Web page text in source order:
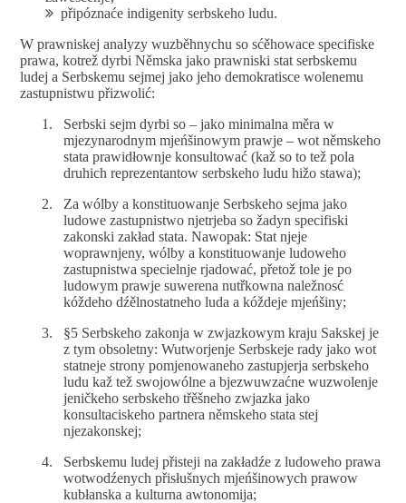
připóznaće indigenity serbskeho ludu.
W prawniskej analyzy wuzběhnychu so sćěhowace specifiske
prawa, kotrež dyrbi Němska jako prawniski stat serbskemu
ludej a Serbskemu sejmej jako jeho demokratisce wolenemu
zastupnistwu přizwolić:
Serbski sejm dyrbi so – jako minimalna měra w
mjezynarodnym mjeńšinowym prawje – wot němskeho
stata prawidłownje konsultować (kaž so to tež pola
druhich reprezentantow serbskeho ludu hižo stawa);
Za wólby a konstituowanje Serbskeho sejma jako
ludowe zastupnistwo njetrjeba so žadyn specifiski
zakonski zakład stata. Nawopak: Stat njeje
woprawnjeny, wólby a konstituowanje ludoweho
zastupnistwa specielnje rjadować, přetož tole je po
ludowym prawje suwerena nutřkowna naležnosć
kóždeho dźělnostatneho luda a kóždeje mjeńšiny;
§5 Serbskeho zakonja w zwjazkowym kraju Sakskej je
z tym obsoletny: Wutworjenje Serbskeje rady jako wot
statneje strony pomjenowaneho zastupjerja serbskeho
ludu kaž tež swojowólne a bjezwuwzaćne wuzwolenje
jeničkeho serbskeho třěšneho zwjazka jako
konsultaciskeho partnera němskeho stata stej
njezakonskej;
Serbskemu ludej přisteji na zakładźe z ludoweho prawa
wotwodźenych přisłušnych mjeńšinowych prawow
kubłanska a kulturna awtonomija;